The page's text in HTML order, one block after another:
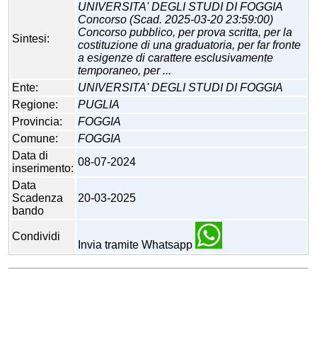
Sintesi:
UNIVERSITA' DEGLI STUDI DI FOGGIA
Concorso (Scad. 2025-03-20 23:59:00)
Concorso pubblico, per prova scritta, per la
costituzione di una graduatoria, per far fronte
a esigenze di carattere esclusivamente
temporaneo, per ...
Ente:
UNIVERSITA' DEGLI STUDI DI FOGGIA
Regione:
PUGLIA
Provincia:
FOGGIA
Comune:
FOGGIA
Data di
inserimento:
08-07-2024
Data
Scadenza
bando
20-03-2025
Condividi
Invia tramite Whatsapp